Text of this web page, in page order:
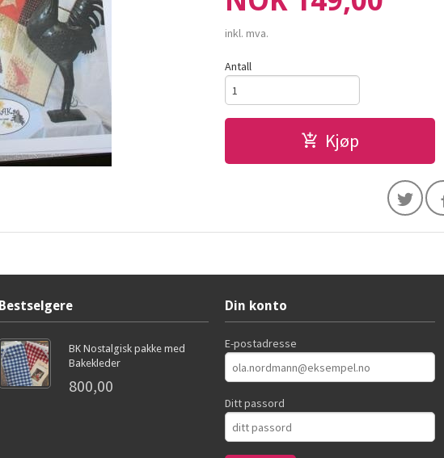
inkl. mva.
Antall
Kjøp
Bestselgere
BK Nostalgisk pakke med
Bakekleder
800,00
Din konto
E-postadresse
Ditt passord